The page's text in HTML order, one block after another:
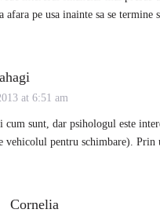
afara pe usa inainte sa se
at 6:51 am
sunt, dar psihologul este
vehicolul pentru schimbare).
Cornelia